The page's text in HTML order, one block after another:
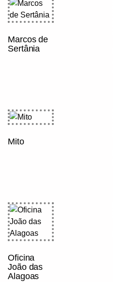
Marcos de
Sertânia
Mito
Oficina
João das
Alagoas